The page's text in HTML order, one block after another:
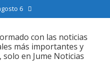
6
con las noticias
más importantes y
solo en Jume Noticias